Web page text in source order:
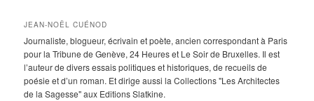
JEAN-NOËL CUÉNOD
Journaliste, blogueur, écrivain et poète, ancien correspondant à Paris
pour la Tribune de Genève, 24 Heures et Le Soir de Bruxelles. Il est
l’auteur de divers essais politiques et historiques, de recueils de
poésie et d’un roman. Et dirige aussi la Collections "Les Architectes
de la Sagesse" aux Editions Slatkine.